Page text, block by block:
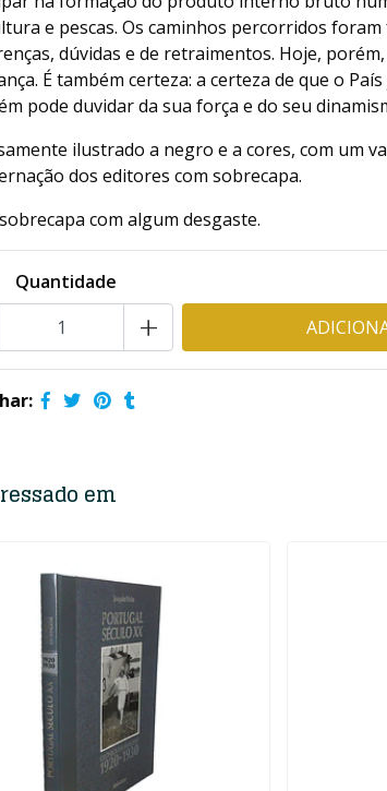
e pescas. Os caminhos percorridos
dúvidas e de retraimentos. Hoje,
É também certeza: a certeza de que o
pode duvidar da sua força e do seu
ilustrado a negro e a cores, com um
dos editores com sobrecapa.
com algum desgaste.
Quantidade
+
em